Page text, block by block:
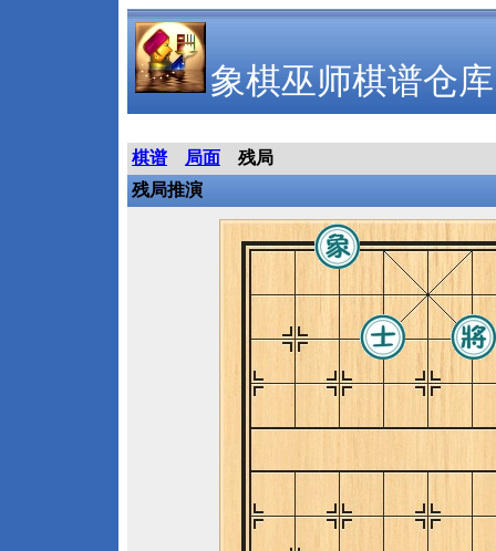
象棋巫师棋谱仓库
棋谱 局面
残局
残局推演